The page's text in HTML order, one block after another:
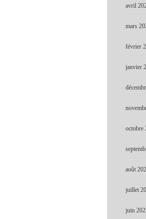
avril
mars
février
janvier
octobre
août
juillet
juin